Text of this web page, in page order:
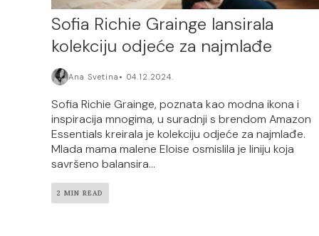
Sofia Richie Grainge lansirala
kolekciju odjeće za najmlađe
Ana Svetina 04.12.2024.
Sofia Richie Grainge, poznata kao modna ikona i
inspiracija mnogima, u suradnji s brendom Amazon
Essentials kreirala je kolekciju odjeće za najmlađe.
Mlada mama malene Eloise osmislila je liniju koja
savršeno balansira...
2 MIN READ